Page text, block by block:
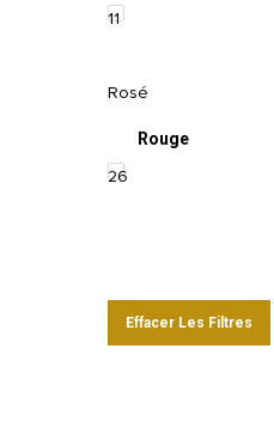
11
Rosé
Rouge
26
Effacer Les Filtres